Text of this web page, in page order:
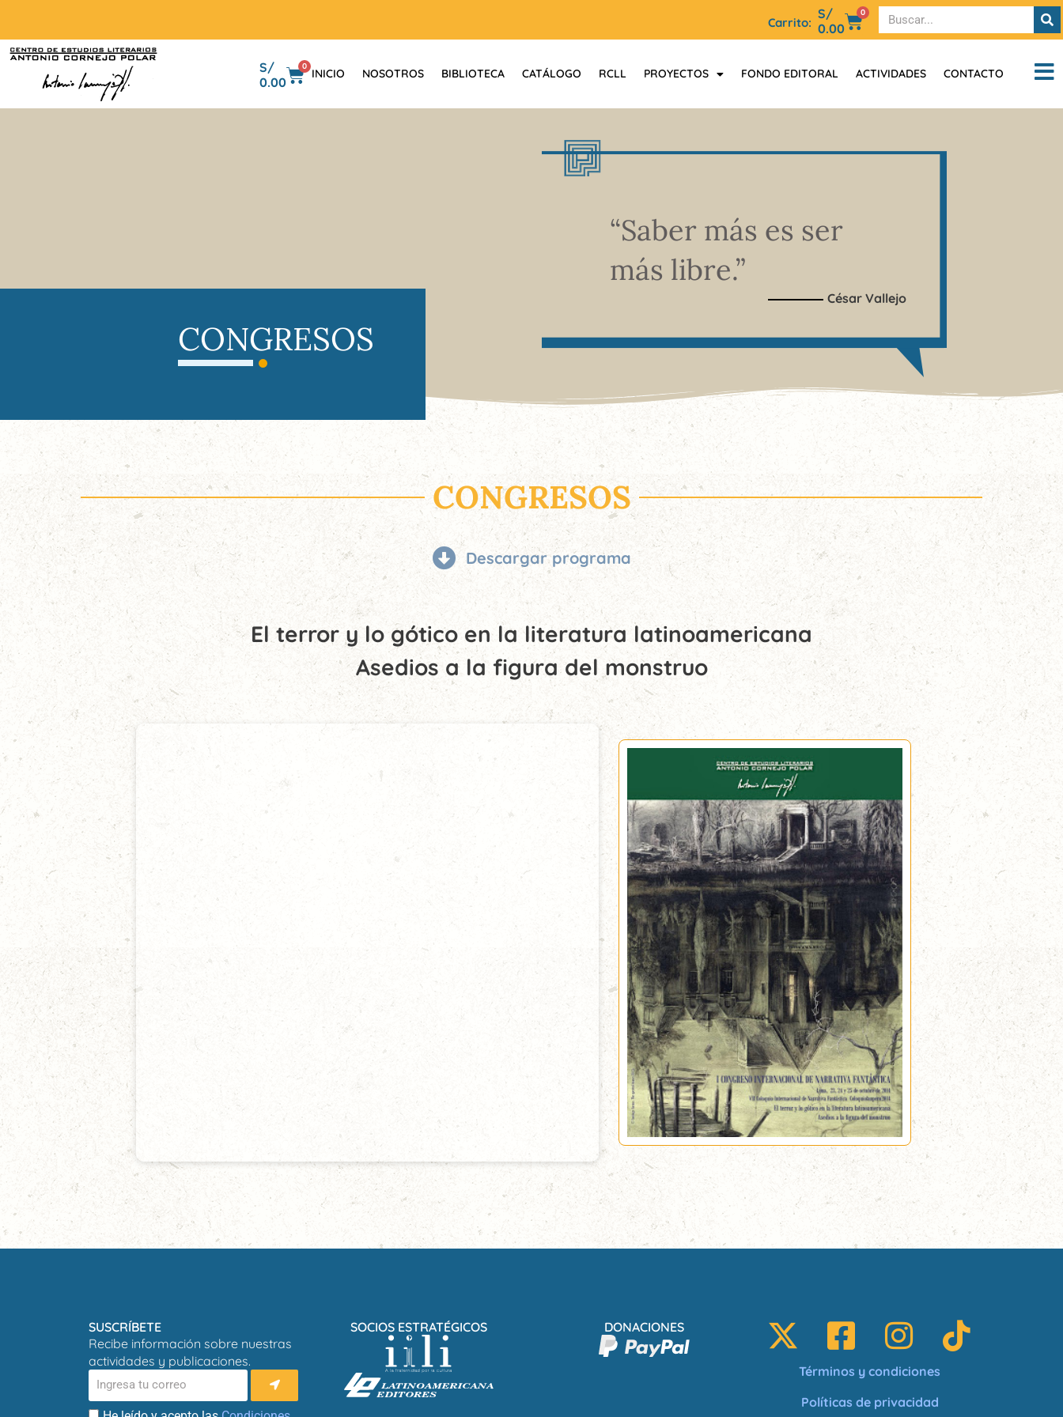
Carrito:
S/
0.00
0
S/
0.00
0
INICIO NOSOTROS BIBLIOTECA CATÁLOGO RCLL PROYECTOS FONDO EDITORAL ACTIVIDADES CONTACTO
CONGRESOS
“Saber más es ser
más libre.”
César Vallejo
CONGRESOS
Descargar programa
El terror y lo gótico en la literatura latinoamericana
Asedios a la figura del monstruo
SUSCRÍBETE
Recibe información sobre nuestras
actividades y publicaciones.
SOCIOS ESTRATÉGICOS DONACIONES
Términos y condiciones
Políticas de privacidad